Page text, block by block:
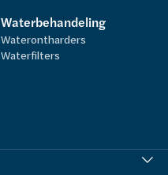
Waterbehandeling
Waterontharders
Waterfilters